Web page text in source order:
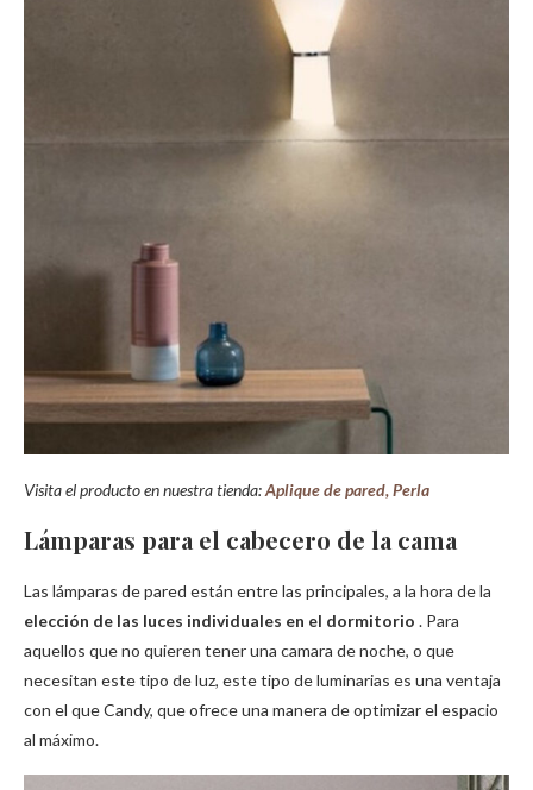
Visita el producto en nuestra tienda:Aplique de pared, Perla
Lámparas para el cabecero de la cama
Las lámparas de pared están entre las principales, a la hora de la
elección de las luces individuales en el dormitorio . Para
aquellos que no quieren tener una camara de noche, o que
necesitan este tipo de luz, este tipo de luminarias es una ventaja
con el que Candy, que ofrece una manera de optimizar el espacio
al máximo.